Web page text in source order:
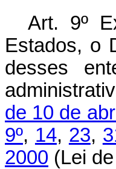
Art. 9º
Estados, o
desses
de 10 de
9º, 14, 23,
2000 (Lei